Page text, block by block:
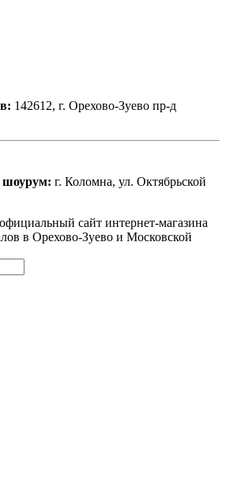
142612, г. Орехово-Зуево пр-д
шоурум: г. Коломна, ул. Октябрьской
сайт интернет-магазина
в Орехово-Зуево и Московской